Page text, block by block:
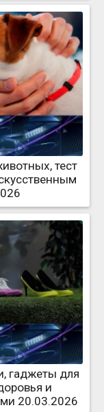
тест
гаджеты для
и
20.03.2026